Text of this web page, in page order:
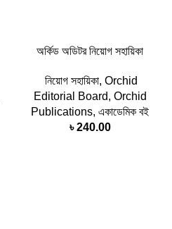
অর্কিড অডিটর নিয়োগ সহায়িকা
নিয়োগ সহায়িকা, Orchid
Editorial Board, Orchid
Publications, একাডেমিক বই
৳240.00